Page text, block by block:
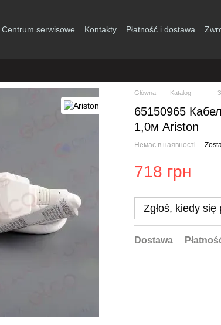
Centrum serwisowe Kontakty Płatność i dostawa
Główna Katalog
65150965
1,0м Ariston
Немає в наявності
718 грн
Zgłoś, kiedy się
Dostawa